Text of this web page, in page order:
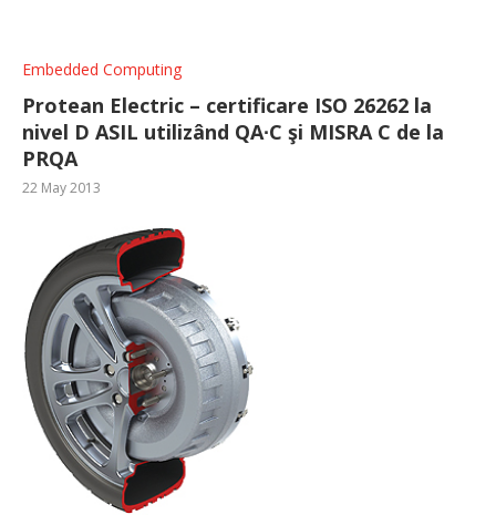
Embedded Computing
Protean Electric – certificare ISO 26262 la
nivel D ASIL utilizând QA∙C şi MISRA C de la
PRQA
22 May 2013